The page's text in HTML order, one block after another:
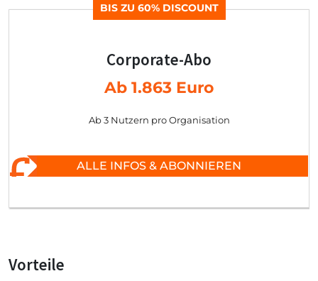
BIS ZU 60% DISCOUNT
Corporate-Abo
Ab 1.863 Euro
Ab 3 Nutzern pro Organisation
ALLE INFOS & ABONNIEREN
Vorteile